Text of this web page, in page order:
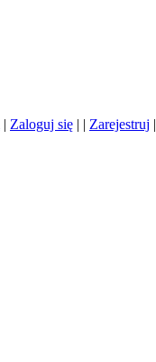
| Zaloguj się | | Zarejestruj |